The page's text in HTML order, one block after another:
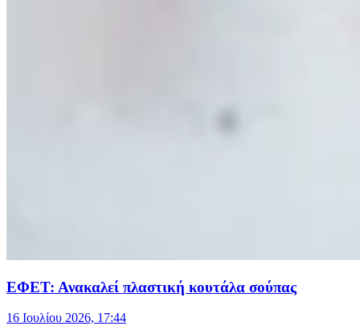
ΕΦΕΤ: Ανακαλεί πλαστική κουτάλα σούπας
16 Ιουλίου 2026, 17:44